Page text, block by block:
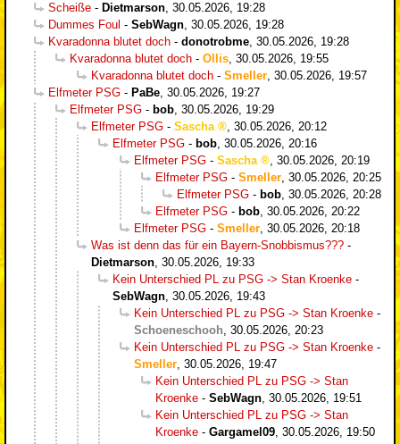
Scheiße - Dietmarson 30.05.2026, 19:28
Dummes Foul - SebWagn 30.05.2026, 19:28
Kvaradonna blutet doch - donotrobme 30.05.2026, 19:28
Kvaradonna blutet doch - Ollis 30.05.2026, 19:55
Kvaradonna blutet doch - Smeller 30.05.2026, 19:57
Elfmeter PSG - PaBe 30.05.2026, 19:27
Elfmeter PSG - bob 30.05.2026, 19:29
Elfmeter PSG - Sascha
30.05.2026, 20:12
Elfmeter PSG - bob 30.05.2026, 20:16
Elfmeter PSG - Sascha
30.05.2026, 20:19
Elfmeter PSG - Smeller 30.05.2026, 20:25
Elfmeter PSG - bob 30.05.2026, 20:28
Elfmeter PSG - bob 30.05.2026, 20:22
Elfmeter PSG - Smeller 30.05.2026, 20:18
Was ist denn das für ein Bayern-Snobbismus??? -
Dietmarson 30.05.2026, 19:33
Kein Unterschied PL zu PSG -> Stan Kroenke -
SebWagn 30.05.2026, 19:43
Kein Unterschied PL zu PSG -> Stan Kroenke -
Schoeneschooh 30.05.2026, 20:23
Kein Unterschied PL zu PSG -> Stan Kroenke -
Smeller 30.05.2026, 19:47
Kein Unterschied PL zu PSG -> Stan
Kroenke - SebWagn 30.05.2026, 19:51
Kein Unterschied PL zu PSG -> Stan
Kroenke - Gargamel09 30.05.2026, 19:50